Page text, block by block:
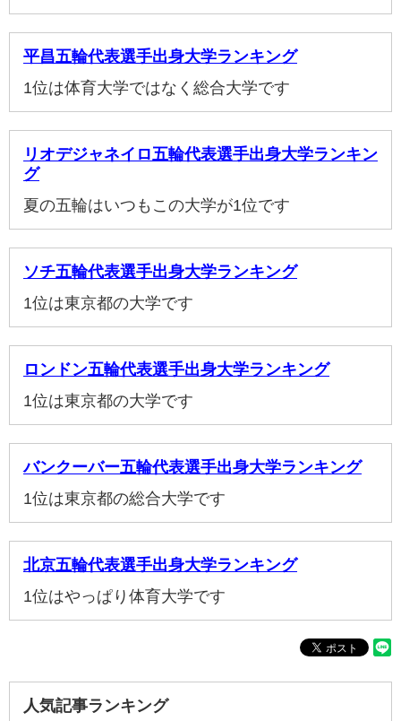
平昌五輪代表選手出身大学ランキング
1位は体育大学ではなく総合大学です
リオデジャネイロ五輪代表選手出身大学ランキン
グ
夏の五輪はいつもこの大学が1位です
ソチ五輪代表選手出身大学ランキング
1位は東京都の大学です
ロンドン五輪代表選手出身大学ランキング
1位は東京都の大学です
バンクーバー五輪代表選手出身大学ランキング
1位は東京都の総合大学です
北京五輪代表選手出身大学ランキング
1位はやっぱり体育大学です
人気記事ランキング